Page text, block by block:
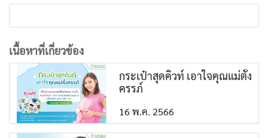
เนื้อหาที่เกี่ยวข้อง
กระเป๋าสุดคิวท์ เอาใจคุณแม่ตั้ง
ครรภ์
16 พ.ค. 2566